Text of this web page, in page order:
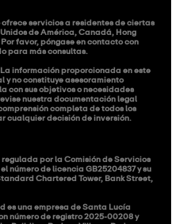
servicios a residentes de ciertas
de América, Canadá, Hong
favor, póngase en contacto con
para más consultas.
información proporcionada en este
y no constituye asesoramiento
con sus objetivos o necesidades
nuestra documentación legal
completa de todos los
cualquier decisión de inversión.
por la Comisión de Servicios
número de licencia GB25204837 y su
Chartered Tower, Bank Street,
es una empresa de Santa Lucía
número de registro 2025-00208 y